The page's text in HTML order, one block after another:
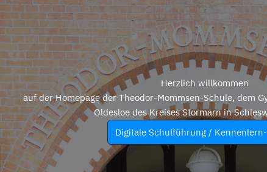
Herzlich willkommen
auf der Homepage der Theodor-Mommsen-Schule, dem
Oldesloe des Kreises Stormarn in
Digitale Schulführung /